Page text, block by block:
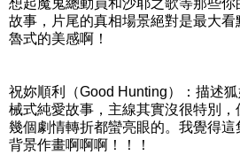
故事，片尾的真相場景絕對是最大
魯式的美感啊！
祝妳順利（Good Hunting）：描述
械式純愛故事，主線其實沒很特別
幾個劇情轉折都蠻亮眼的。我覺得
背景作畫啊啊啊！！！